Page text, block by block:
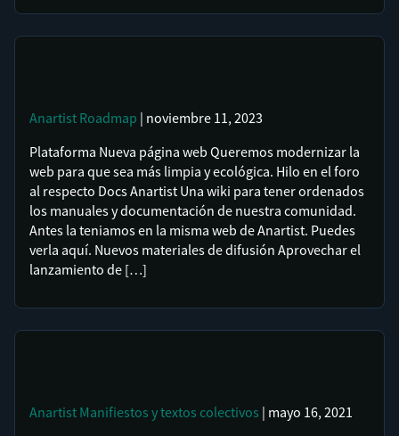
Anartist Roadmap | noviembre 11, 2023
Plataforma Nueva página web Queremos modernizar la
web para que sea más limpia y ecológica. Hilo en el foro
al respecto Docs Anartist Una wiki para tener ordenados
los manuales y documentación de nuestra comunidad.
Antes la teniamos en la misma web de Anartist. Puedes
verla aquí. Nuevos materiales de difusión Aprovechar el
lanzamiento de […]
Anartist Manifiestos y textos colectivos | mayo 16, 2021